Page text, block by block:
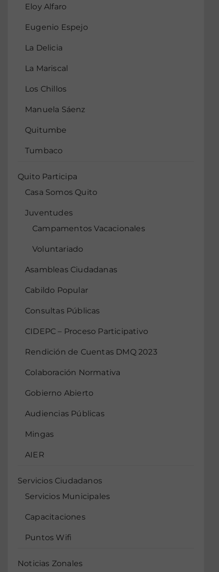
Eloy Alfaro
Eugenio Espejo
La Delicia
La Mariscal
Los Chillos
Manuela Sáenz
Quitumbe
Tumbaco
Quito Participa
Casa Somos Quito
Juventudes
Campamentos Vacacionales
Voluntariado
Asambleas Ciudadanas
Cabildo Popular
Consultas Públicas
CIDEPC – Proceso Participativo
Rendición de Cuentas DMQ 2023
Colaboración Normativa
Gobierno Abierto
Audiencias Públicas
Mingas
AIER
Servicios Ciudadanos
Servicios Municipales
Capacitaciones
Puntos Wifi
Noticias Zonales